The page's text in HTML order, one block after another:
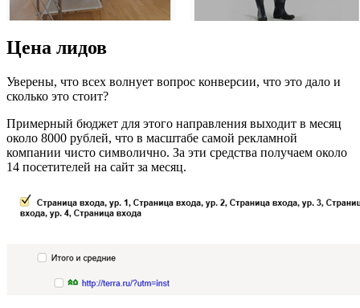
Цена лидов
Уверены, что всех волнует вопрос конверсии, что это дало и
сколько это стоит?
Примерный бюджет для этого направления выходит в месяц
около 8000 рублей, что в масштабе самой рекламной
компании чисто символично. За эти средства получаем около
14 посетителей на сайт за месяц.